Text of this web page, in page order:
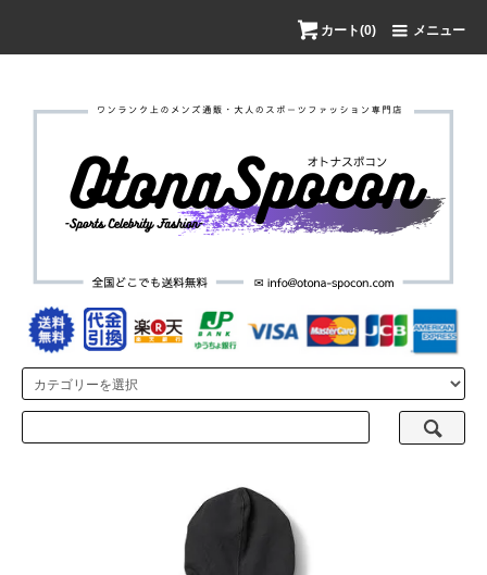
カート(0) メニュー